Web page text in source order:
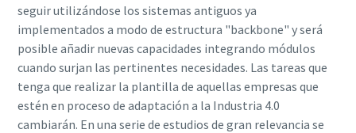
seguir utilizándose los sistemas antiguos ya
implementados a modo de estructura "backbone" y será
posible añadir nuevas capacidades integrando módulos
cuando surjan las pertinentes necesidades. Las tareas que
tenga que realizar la plantilla de aquellas empresas que
estén en proceso de adaptación a la Industria 4.0
cambiarán. En una serie de estudios de gran relevancia se